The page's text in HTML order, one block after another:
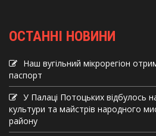
ОСТАННІ НОВИНИ
Наш вугільний мікрорегіон
паспорт
У Палаці Потоцьких відбулось
культури та майстрів народного
району